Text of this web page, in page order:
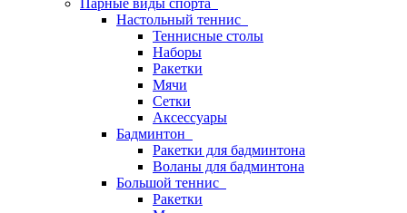
Парные виды спорта
Настольный теннис
Теннисные столы
Наборы
Ракетки
Мячи
Сетки
Аксессуары
Бадминтон
Ракетки для бадминтона
Воланы для бадминтона
Большой теннис
Ракетки